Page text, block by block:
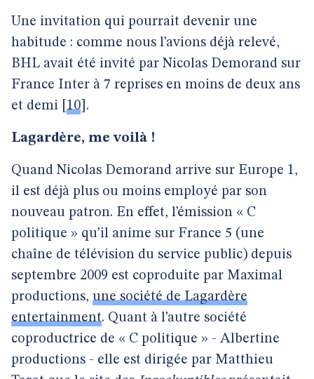
Une invitation qui pourrait devenir une
habitude : comme nous l’avions déjà relevé,
BHL avait été invité par Nicolas Demorand sur
France Inter à 7 reprises en moins de deux ans
et demi
10 .
Lagardère, me voilà !
Quand Nicolas Demorand arrive sur Europe 1,
il est déjà plus ou moins employé par son
nouveau patron. En effet, l’émission « C
politique » qu’il anime sur France 5 (une
chaîne de télévision du service public) depuis
septembre 2009 est coproduite par Maximal
productions, une société de Lagardère
entertainment. Quant à l’autre société
coproductrice de « C politique » - Albertine
productions - elle est dirigée par Matthieu